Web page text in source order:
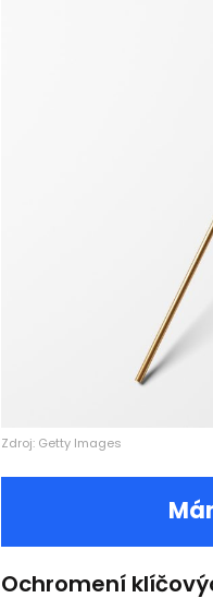
Zdroj: Getty Images
Ochromení